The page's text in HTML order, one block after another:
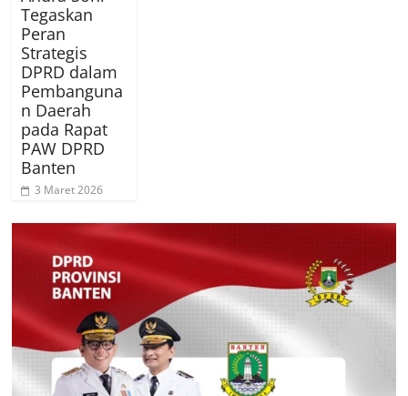
Tegaskan
Peran
Strategis
DPRD dalam
Pembanguna
n Daerah
pada Rapat
PAW DPRD
Banten
3 Maret 2026